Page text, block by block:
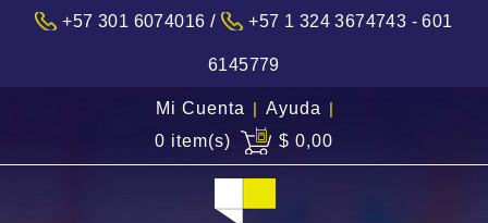
+57 301 6074016 / +57 1 324 3674743 - 601
6145779
Mi Cuenta | Ayuda |
0 item(s)
$ 0,00